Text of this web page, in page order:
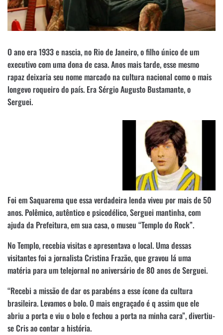
O ano era 1933 e nascia, no Rio de Janeiro, o filho único de um
executivo com uma dona de casa. Anos mais tarde, esse mesmo
rapaz deixaria seu nome marcado na cultura nacional como o mais
longevo roqueiro do país. Era Sérgio Augusto Bustamante, o
Serguei.
Foi em Saquarema que essa verdadeira lenda viveu por mais de 50
anos. Polêmico, autêntico e psicodélico, Serguei mantinha, com
ajuda da Prefeitura, em sua casa, o museu “Templo do Rock”.
No Templo, recebia visitas e apresentava o local. Uma dessas
visitantes foi a jornalista Cristina Frazão, que gravou lá uma
matéria para um telejornal no aniversário de 80 anos de Serguei.
“Recebi a missão de dar os parabéns a esse ícone da cultura
brasileira. Levamos o bolo. O mais engraçado é q assim que ele
abriu a porta e viu o bolo e fechou a porta na minha cara”, divertiu-
se Cris ao contar a história.